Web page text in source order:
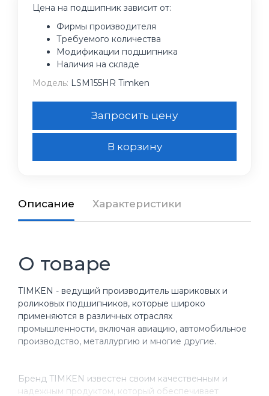
Цена на подшипник зависит от:
Фирмы производителя
Требуемого количества
Модификации подшипника
Наличия на складе
Модель: LSM155HR Timken
Запросить цену
В корзину
Описание Характеристики
О товаре
TIMKEN - ведущий производитель шариковых и
роликовых подшипников, которые широко
применяются в различных отраслях
промышленности, включая авиацию, автомобильное
производство, металлургию и многие другие.
Бренд TIMKEN известен своим качественным и
надежным продуктом, который обеспечивает